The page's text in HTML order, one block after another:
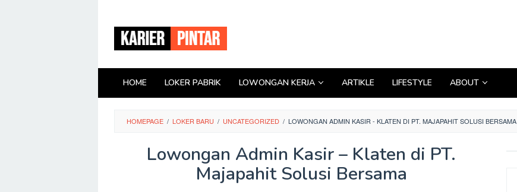
konten
HOME LOKER PABRIK LOWONGAN KERJA ARTIKLE LIFESTYLE ABOUT
HOMEPAGE / LOKER BARU / UNCATEGORIZED / LOWONGAN ADMIN KASIR - KLATEN DI PT. MAJAPAHIT SOLUSI BERSAMA
Lowongan Admin Kasir – Klaten di PT.
Majapahit Solusi Bersama